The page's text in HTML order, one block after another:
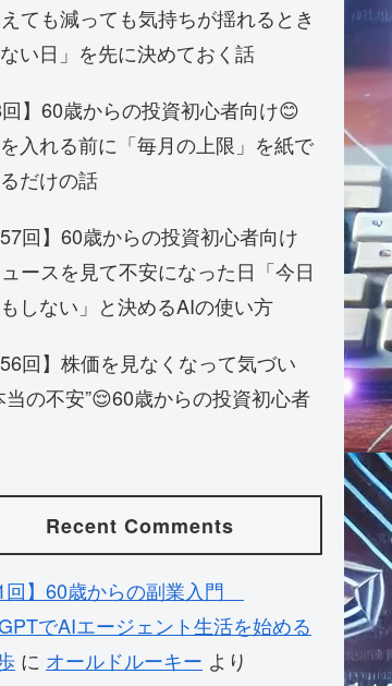
ても減っても気持ちが揺れるとき
ない日」を先に決めておく話
回】60歳からの投資初心者向け😊
入れる前に「毎月の上限」を紙で
だけの話
57回】60歳からの投資初心者向け
ースを見て不安になった日「今日
しない」と決めるAIの使い方
56回】株価を見なくなって気づい
当の不安”😌60歳からの投資初心者
Recent Comments
1回】60歳からの副業入門
でAIエージェント生活を始める
に オールドルーキー より